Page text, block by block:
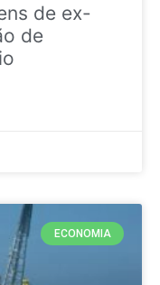
de ex-
de
ECONOMIA